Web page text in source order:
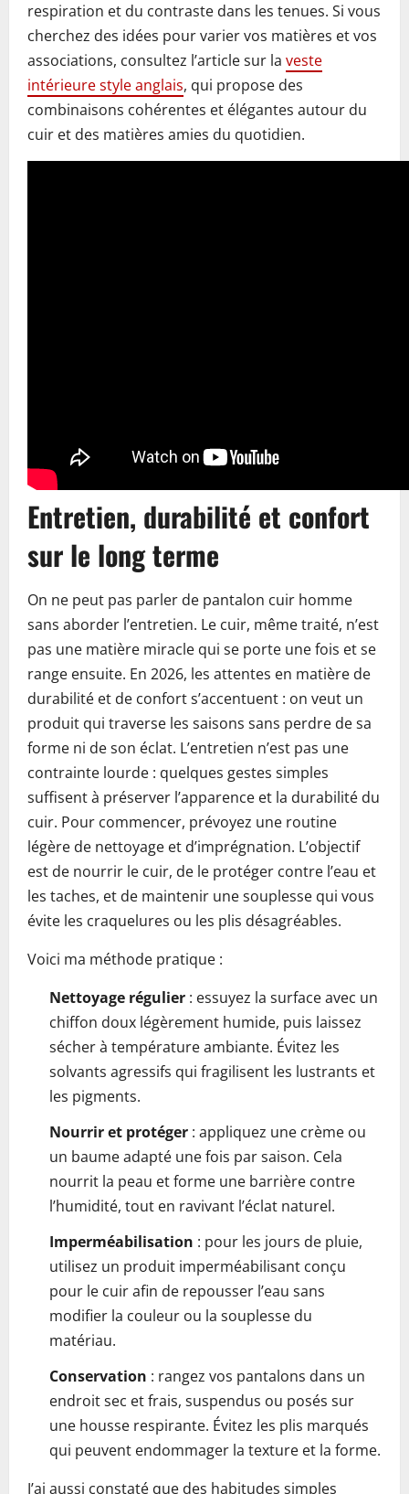
respiration et du contraste dans les tenues. Si vous
cherchez des idées pour varier vos matières et vos
associations, consultez l’article sur la veste
intérieure style anglais, qui propose des
combinaisons cohérentes et élégantes autour du
cuir et des matières amies du quotidien.
Entretien, durabilité et confort
sur le long terme
On ne peut pas parler de pantalon cuir homme
sans aborder l’entretien. Le cuir, même traité, n’est
pas une matière miracle qui se porte une fois et se
range ensuite. En 2026, les attentes en matière de
durabilité et de confort s’accentuent : on veut un
produit qui traverse les saisons sans perdre de sa
forme ni de son éclat. L’entretien n’est pas une
contrainte lourde : quelques gestes simples
suffisent à préserver l’apparence et la durabilité du
cuir. Pour commencer, prévoyez une routine
légère de nettoyage et d’imprégnation. L’objectif
est de nourrir le cuir, de le protéger contre l’eau et
les taches, et de maintenir une souplesse qui vous
évite les craquelures ou les plis désagréables.
Voici ma méthode pratique :
Nettoyage régulier : essuyez la surface avec un
chiffon doux légèrement humide, puis laissez
sécher à température ambiante. Évitez les
solvants agressifs qui fragilisent les lustrants et
les pigments.
Nourrir et protéger : appliquez une crème ou
un baume adapté une fois par saison. Cela
nourrit la peau et forme une barrière contre
l’humidité, tout en ravivant l’éclat naturel.
Imperméabilisation : pour les jours de pluie,
utilisez un produit imperméabilisant conçu
pour le cuir afin de repousser l’eau sans
modifier la couleur ou la souplesse du
matériau.
Conservation : rangez vos pantalons dans un
endroit sec et frais, suspendus ou posés sur
une housse respirante. Évitez les plis marqués
qui peuvent endommager la texture et la forme.
J’ai aussi constaté que des habitudes simples